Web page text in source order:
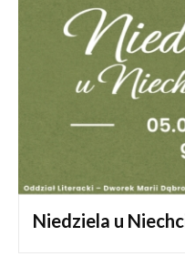
Niedziela u